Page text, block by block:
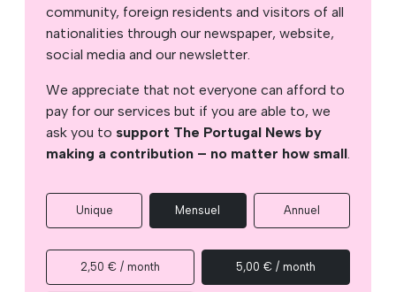
community, foreign residents and visitors of all
nationalities through our newspaper, website,
social media and our newsletter.
We appreciate that not everyone can afford to
pay for our services but if you are able to, we
ask you to support The Portugal News by
making a contribution – no matter how small.
Unique Mensuel Annuel
2,50 € / month 5,00 € / month